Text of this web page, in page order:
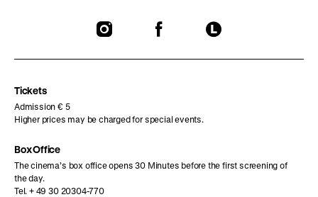
To
To
To
Tickets
Admission € 5
Higher prices may be charged for special events.
Box Office
The cinema’s box office opens 30 Minutes before the first screening of
the day.
Tel. + 49 30 20304-770